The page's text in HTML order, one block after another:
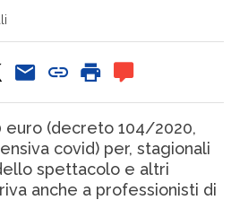
euro (decreto 104/2020,
covid) per, stagionali
spettacolo e altri
anche a professionisti di